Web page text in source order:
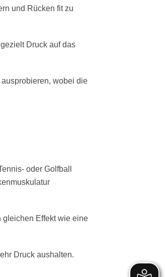
und Rücken fit zu
Druck auf das
wobei die
oder Golfball
gleichen Effekt wie eine
Druck aushalten.